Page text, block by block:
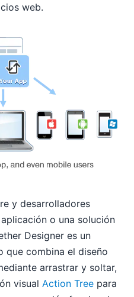
web.
y desarrolladores
o una solución
Designer es un
que combina el diseño
arrastrar y soltar,
visual Action Tree para